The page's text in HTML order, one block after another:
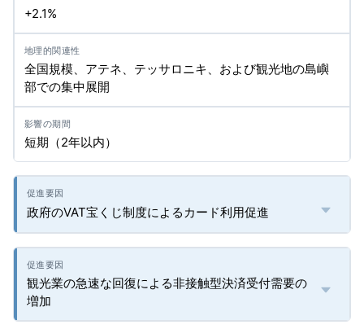
+2.1%
全国規模、アテネ、テッサロニキ、および観光地の島嶼
部での集中展開
短期（2年以内）
政府のVAT宝くじ制度によるカード利用促進
観光業の急速な回復による非接触型決済受付需要の
増加